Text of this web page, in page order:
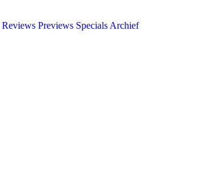
Reviews Previews Specials Archief